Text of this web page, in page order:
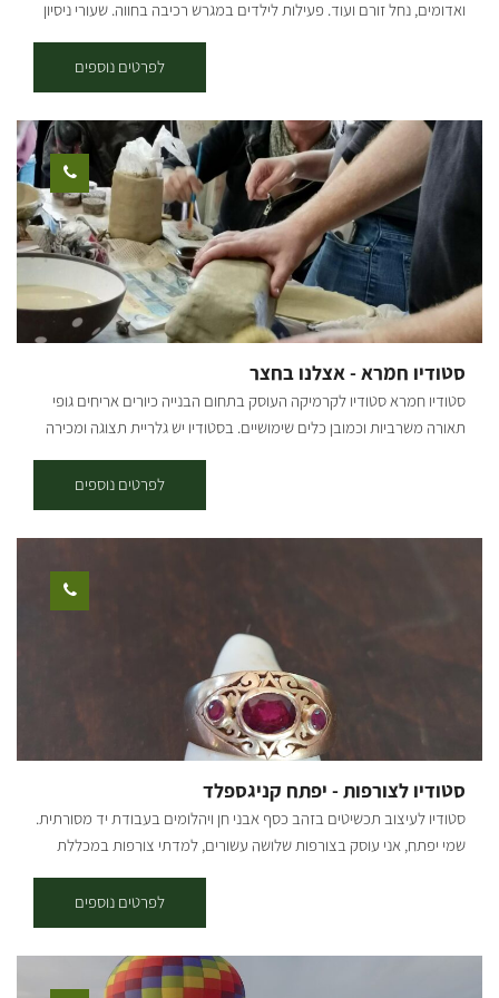
ואדומים, נחל זורם ועוד. פעילות לילדים במגרש רכיבה בחווה. שעורי ניסיון
והגבלת משקל בכל הפעילות עם הסוסים. - פעילות בחווה מגיל 4, טיולים
מגיל 9 (ובתנאי שנראה יכולת רכיבה). - נשמח לעזור לכם לתכנן הצעות
נישואין, ימי הולדת, ארוחות בשטח ועוד. - יש להגיע עם מכנס ארוך ונעליים
סגורות.
לפרטים נוספים
סטודיו חמרא - אצלנו בחצר
סטודיו חמרא סטודיו לקרמיקה העוסק בתחום הבנייה כיורים אריחים גופי
תאורה משרביות וכמובן כלים שימושיים. בסטודיו יש גלריית תצוגה ומכירה
בוקר/אחהצ/וערב בימים קבועים מורות בשנת שבתון יכולות ללמוד
בסטודיו דרך הקרן כמו כן ניתן לתאם סדנאות חד פעמיות. ועדי עובדים,
מסיבות יומולדת ועוד
לפרטים נוספים
סטודיו לצורפות - יפתח קניגספלד
סטודיו לעיצוב תכשיטים בזהב כסף אבני חן ויהלומים בעבודת יד מסורתית.
שמי יפתח, אני עוסק בצורפות שלושה עשורים, למדתי צורפות במכללת
המקומי, לימודי גמולגיה בבורסה לאבני חן ברג', והפעלת סטודיו לצורפות
בנווה צדק ת"א עד המעבר דרומה. בסטודיו קיימת תצוגה של יצירות
שנעשו במקום בעבודת יד בזהב כסף אבני חן ויהלומים. אנו מקיימים
סדנאות ללימודי יסודות הצורפות, קורסים מתקדמים וגם סדנאות חד
לפרטים נוספים